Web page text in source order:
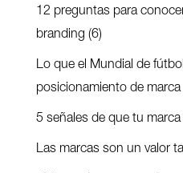
12 preguntas para
branding (6)
Lo que el Mundial de
posicionamiento de marca
5 señales de que tu
Las marcas son un valor